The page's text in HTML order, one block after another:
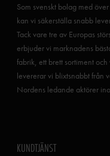
Som svenskt bolag med
kan vi säkerställa snabb
Tack vare tre av Europas
erbjuder vi marknadens
fabrik, ett brett sortiment
levererar vi blixtsnabbt från
Nordens ledande aktörer
KUNDTJÄNST